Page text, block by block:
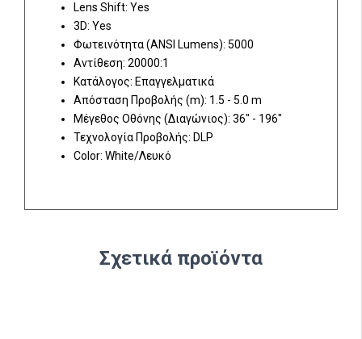
Lens Shift: Yes
3D: Yes
Φωτεινότητα (ANSI Lumens): 5000
Αντίθεση: 20000:1
Κατάλογος: Επαγγελματικά
Απόσταση Προβολής (m): 1.5 - 5.0 m
Μέγεθος Οθόνης (Διαγώνιος): 36" - 196"
Τεχνολογία Προβολής: DLP
Color: White/Λευκό
Σχετικά προϊόντα